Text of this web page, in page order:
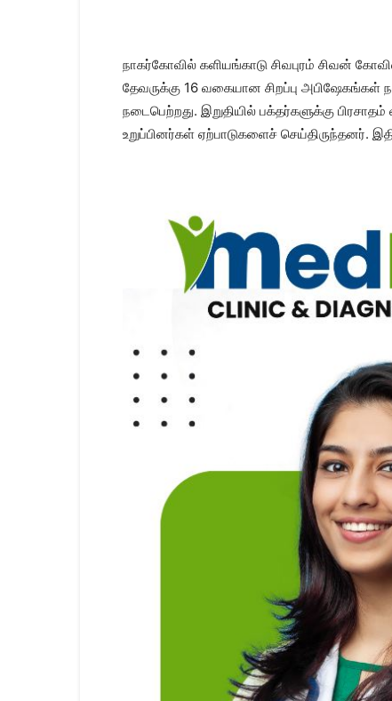
|
Kumari
News
|
Kanyakumari
நாகர்கோவில் களியங்காடு சிவபுரம் சிவன்
தேவருக்கு 16 வகையான சிறப்பு அபிஷேகங்கள்
நடைபெற்றது. இறுதியில் பக்தர்களுக்கு
உறுப்பினர்கள் ஏற்பாடுகளைச் செய்திருந்தனர்.